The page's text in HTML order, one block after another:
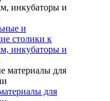
и
столики к
инкубаторы и
для